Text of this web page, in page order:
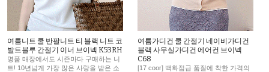
여름니트 쿨 반팔니트 티 블랙 니트 코
발트블루 간절기 이너 브이넥 K53RH
명품 매장에서도 시즌마다 구매하는 니
트! 10년넘게 가장 많은 사랑을 받은 소
여름가디건 쿨 간절기 네이비가디건
블랙 사무실가디건 에어컨 브이넥
C68
[17 coor] 백화점급 품질에 착한 가격의